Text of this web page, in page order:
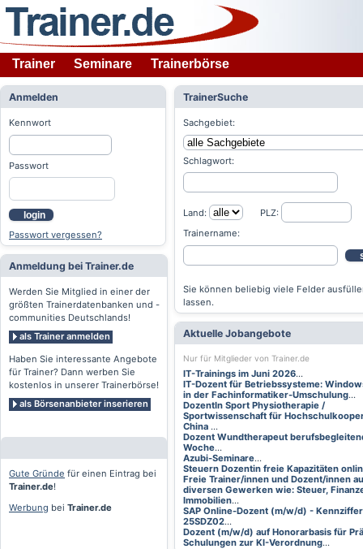
Trainer Seminare Trainerbörse
Anmelden
Kennwort
Passwort
login
Passwort vergessen?
Anmeldung bei Trainer.de
Werden Sie Mitglied in einer der
größten Trainerdatenbanken und -
communities Deutschlands!
als Trainer anmelden
Haben Sie interessante Angebote
für Trainer? Dann werben Sie
kostenlos in unserer Trainerbörse!
als Börsenanbieter inserieren
Gute Gründe für einen Eintrag bei
Trainer.de!
Werbung bei Trainer.de
TrainerSuche
Sachgebiet:
Schlagwort:
Land:
PLZ:
Trainername:
Sie können beliebig viele Felder
lassen.
Aktuelle Jobangebote
Nur für Mitglieder von Trainer.de
IT-Trainings im Juni 2026...
IT-Dozent für Betriebssysteme:
in der Fachinformatiker-Umschulung...
DozentIn Sport Physiotherapie /
Sportwissenschaft für
China ...
Dozent Wundtherapeut
Woche...
Azubi-Seminare...
Steuern Dozentin freie Kapazitäten
Freie Trainer/innen und Dozent/innen
diversen Gewerken wie: Steuer,
Immobilien...
SAP Online-Dozent (m/w/d) -
25SDZ02...
Dozent (m/w/d) auf Honorarbasis für
Schulungen zur KI-Verordnung...